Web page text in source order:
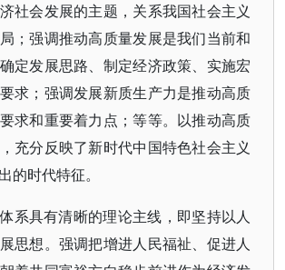
社会发展的主题，关系我国社会主义
；强调推动高质量发展是我们当前和
定发展思路、制定经济政策、实施宏
求；强调发展新质生产力是推动高质
求和重要着力点；等等。以推动高质
充分反映了新时代中国特色社会主义
的时代特征。
系具有清晰的理论主线，即坚持以人
思想。强调把增进人民福祉、促进人